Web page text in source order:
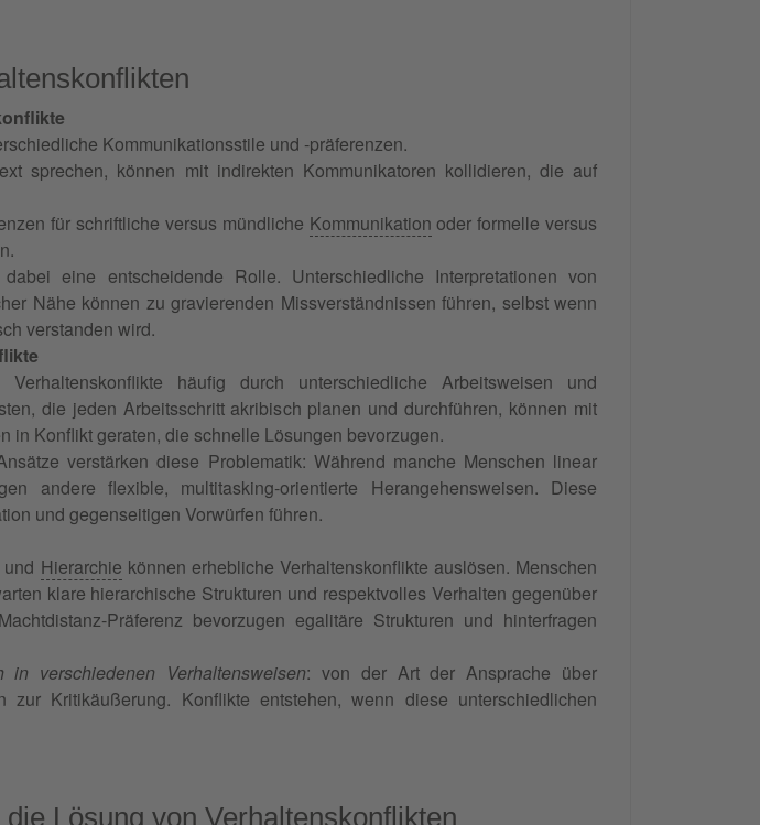
Kommunikationsstile und -präferenzen.
sprechen, können mit indirekten Kommunikatoren kollidieren, die auf
für schriftliche versus mündliche Kommunikation oder formelle versus
eine entscheidende Rolle. Unterschiedliche Interpretationen von
Nähe können zu gravierenden Missverständnissen führen, selbst wenn
verstanden wird.
häufig durch unterschiedliche Arbeitsweisen und
die jeden Arbeitsschritt akribisch planen und durchführen, können mit
in Konflikt geraten, die schnelle Lösungen bevorzugen.
verstärken diese Problematik: Während manche Menschen linear
andere flexible, multitasking-orientierte Herangehensweisen. Diese
und gegenseitigen Vorwürfen führen.
und Hierarchie können erhebliche Verhaltenskonflikte auslösen. Menschen
klare hierarchische Strukturen und respektvolles Verhalten gegenüber
Präferenz bevorzugen egalitäre Strukturen und hinterfragen
verschiedenen Verhaltensweisen: von der Art der Ansprache über
zur Kritikäußerung. Konflikte entstehen, wenn diese unterschiedlichen
die Lösung von Verhaltenskonflikten